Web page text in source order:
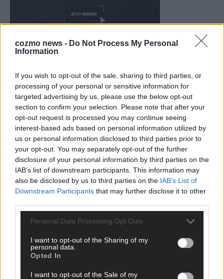
cozmo news - Do Not Process My Personal
Information
If you wish to opt-out of the sale, sharing to third parties, or
processing of your personal or sensitive information for
targeted advertising by us, please use the below opt-out
section to confirm your selection. Please note that after your
opt-out request is processed you may continue seeing
interest-based ads based on personal information utilized by
us or personal information disclosed to third parties prior to
your opt-out. You may separately opt-out of the further
disclosure of your personal information by third parties on the
IAB’s list of downstream participants. This information may
also be disclosed by us to third parties on the IAB’s List of
Downstream Participants that may further disclose it to other
Personal Data Processing Opt Outs
I want to opt-out of the Sharing of my
personal data.
Opted In
I want to opt-out of the Sale of my
CHECK UNS AUF FACEBOOK
AD